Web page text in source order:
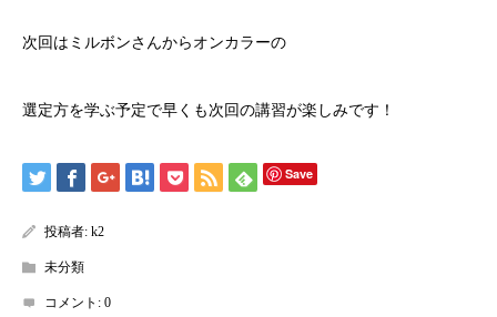
次回はミルボンさんからオンカラーの
選定方を学ぶ予定で早くも次回の講習が楽しみです！
Save
投稿者: k2
未分類
コメント: 0